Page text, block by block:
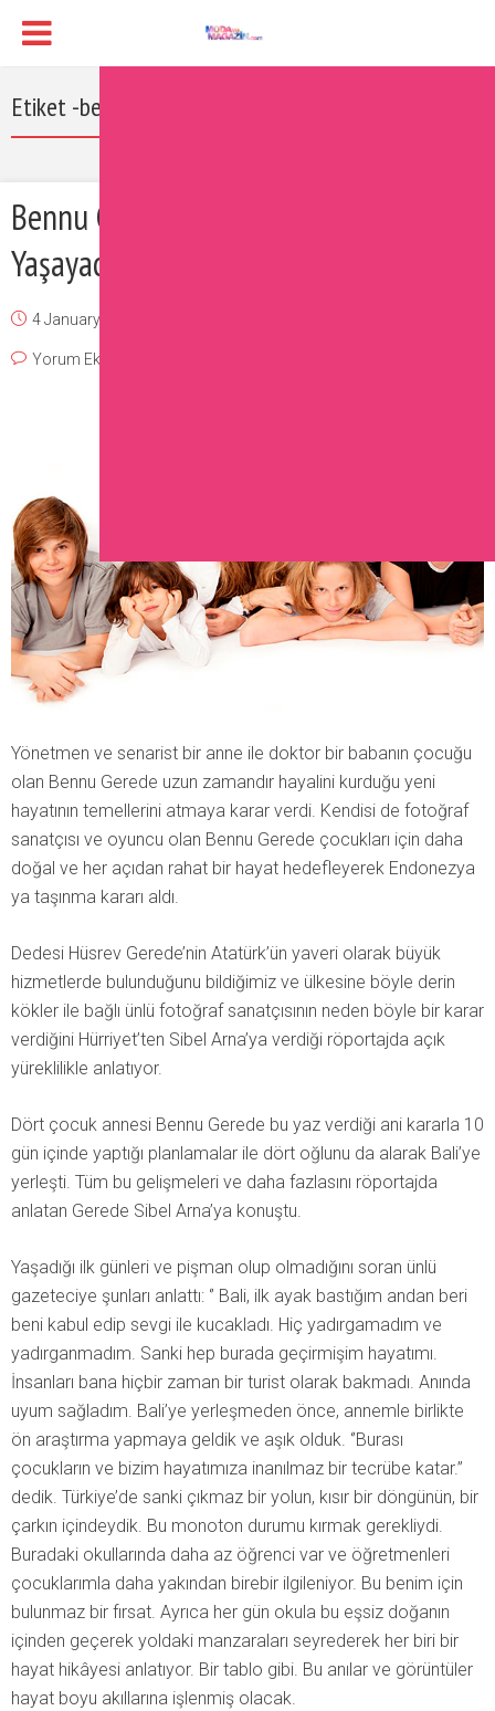
Etiket -bennu gerede kimdir
Bennu Gerede Artık Endonezya’da
Yaşayacak
4 January 2017
Yorum Ekle
Yönetmen ve senarist bir anne ile doktor bir babanın çocuğu
olan Bennu Gerede uzun zamandır hayalini kurduğu yeni
hayatının temellerini atmaya karar verdi. Kendisi de fotoğraf
sanatçısı ve oyuncu olan Bennu Gerede çocukları için daha
doğal ve her açıdan rahat bir hayat hedefleyerek Endonezya
ya taşınma kararı aldı.
Dedesi Hüsrev Gerede’nin Atatürk’ün yaveri olarak büyük
hizmetlerde bulunduğunu bildiğimiz ve ülkesine böyle derin
kökler ile bağlı ünlü fotoğraf sanatçısının neden böyle bir karar
verdiğini Hürriyet’ten Sibel Arna’ya verdiği röportajda açık
yüreklilikle anlatıyor.
Dört çocuk annesi Bennu Gerede bu yaz verdiği ani kararla 10
gün içinde yaptığı planlamalar ile dört oğlunu da alarak Bali’ye
yerleşti. Tüm bu gelişmeleri ve daha fazlasını röportajda
anlatan Gerede Sibel Arna’ya konuştu.
Yaşadığı ilk günleri ve pişman olup olmadığını soran ünlü
gazeteciye şunları anlattı: ‘’ Bali, ilk ayak bastığım andan beri
beni kabul edip sevgi ile kucakladı. Hiç yadırgamadım ve
yadırganmadım. Sanki hep burada geçirmişim hayatımı.
İnsanları bana hiçbir zaman bir turist olarak bakmadı. Anında
uyum sağladım. Bali’ye yerleşmeden önce, annemle birlikte
ön araştırma yapmaya geldik ve aşık olduk. ‘’Burası
çocukların ve bizim hayatımıza inanılmaz bir tecrübe katar.’’
dedik. Türkiye’de sanki çıkmaz bir yolun, kısır bir döngünün, bir
çarkın içindeydik. Bu monoton durumu kırmak gerekliydi.
Buradaki okullarında daha az öğrenci var ve öğretmenleri
çocuklarımla daha yakından birebir ilgileniyor. Bu benim için
bulunmaz bir fırsat. Ayrıca her gün okula bu eşsiz doğanın
içinden geçerek yoldaki manzaraları seyrederek her biri bir
hayat hikâyesi anlatıyor. Bir tablo gibi. Bu anılar ve görüntüler
hayat boyu akıllarına işlenmiş olacak.